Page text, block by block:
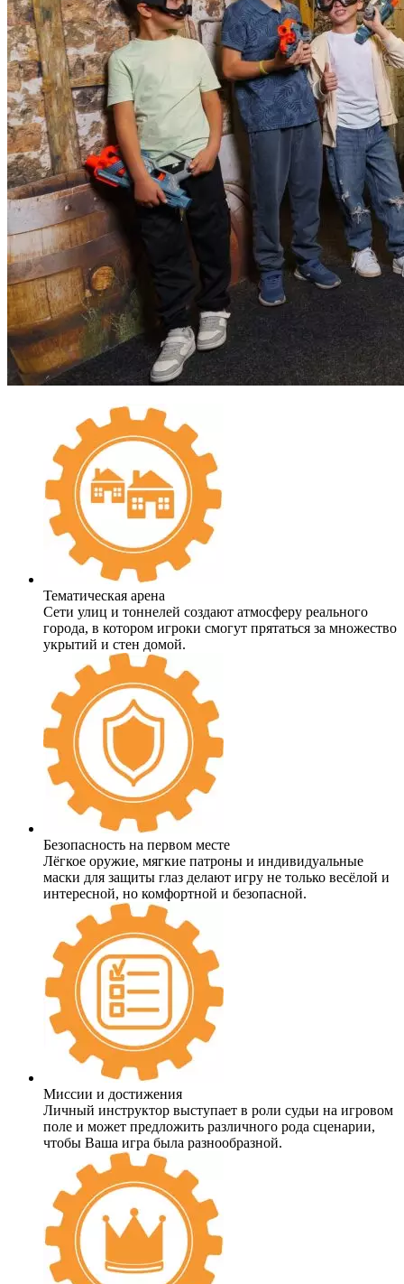
Тематическая арена
Сети улиц и тоннелей создают атмосферу реального
города, в котором игроки смогут прятаться за множество
укрытий и стен домой.
Безопасность на первом месте
Лёгкое оружие, мягкие патроны и индивидуальные
маски для защиты глаз делают игру не только весёлой и
интересной, но комфортной и безопасной.
Миссии и достижения
Личный инструктор выступает в роли судьи на игровом
поле и может предложить различного рода сценарии,
чтобы Ваша игра была разнообразной.